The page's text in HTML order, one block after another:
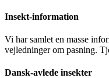
Insekt-information
Vi har samlet en masse
vejledninger om pasning.
Dansk-avlede insekter